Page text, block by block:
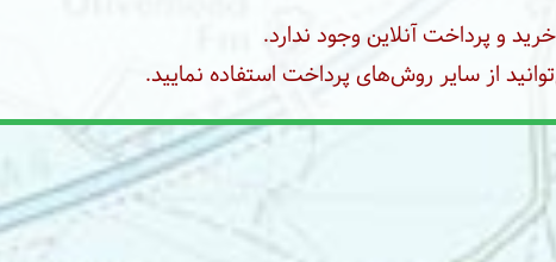
و پرداخت آنلاین وجود ندارد.
از سایر روش‌های پرداخت استفاده نمایید.